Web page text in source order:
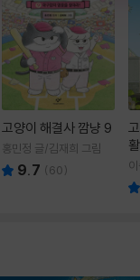
고양이 해결사 깜냥 9
홍민정 글/김재희 그림
9.7 (60)